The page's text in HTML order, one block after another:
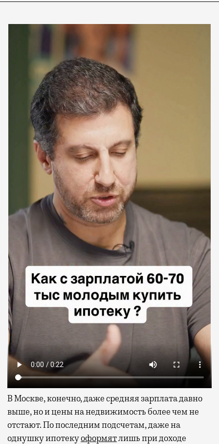
В Москве, конечно, даже средняя зарплата давно
выше, но и цены на недвижимость более чем не
отстают. По последним подсчетам, даже на
однушку ипотекуоформятлишь при доходе